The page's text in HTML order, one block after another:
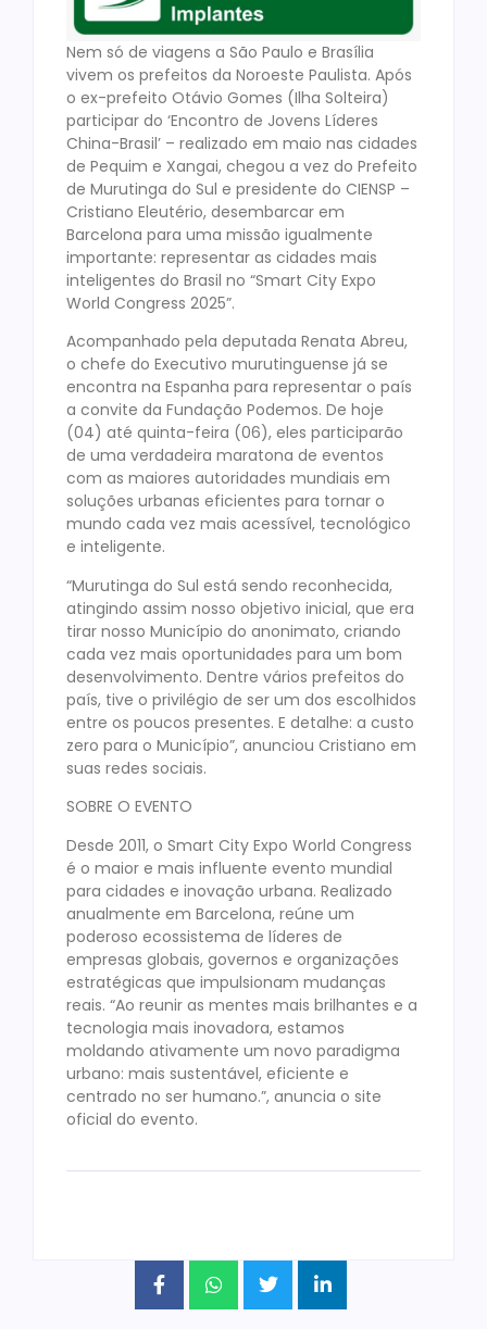
Nem só de viagens a São Paulo e Brasília
vivem os prefeitos da Noroeste Paulista. Após
o ex-prefeito Otávio Gomes (Ilha Solteira)
participar do ‘Encontro de Jovens Líderes
China-Brasil’ – realizado em maio nas cidades
de Pequim e Xangai, chegou a vez do Prefeito
de Murutinga do Sul e presidente do CIENSP –
Cristiano Eleutério, desembarcar em
Barcelona para uma missão igualmente
importante: representar as cidades mais
inteligentes do Brasil no “Smart City Expo
World Congress 2025”.
Acompanhado pela deputada Renata Abreu,
o chefe do Executivo murutinguense já se
encontra na Espanha para representar o país
a convite da Fundação Podemos. De hoje
(04) até quinta-feira (06), eles participarão
de uma verdadeira maratona de eventos
com as maiores autoridades mundiais em
soluções urbanas eficientes para tornar o
mundo cada vez mais acessível, tecnológico
e inteligente.
“Murutinga do Sul está sendo reconhecida,
atingindo assim nosso objetivo inicial, que era
tirar nosso Município do anonimato, criando
cada vez mais oportunidades para um bom
desenvolvimento. Dentre vários prefeitos do
país, tive o privilégio de ser um dos escolhidos
entre os poucos presentes. E detalhe: a custo
zero para o Município”, anunciou Cristiano em
suas redes sociais.
SOBRE O EVENTO
Desde 2011, o Smart City Expo World Congress
é o maior e mais influente evento mundial
para cidades e inovação urbana. Realizado
anualmente em Barcelona, reúne um
poderoso ecossistema de líderes de
empresas globais, governos e organizações
estratégicas que impulsionam mudanças
reais. “Ao reunir as mentes mais brilhantes e a
tecnologia mais inovadora, estamos
moldando ativamente um novo paradigma
urbano: mais sustentável, eficiente e
centrado no ser humano.”, anuncia o site
oficial do evento.